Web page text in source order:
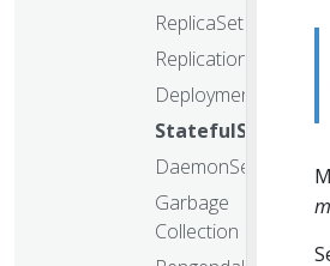
ReplicaSet
ReplicationController
Deployment
StatefulSet
DaemonSet
Garbage
Collection